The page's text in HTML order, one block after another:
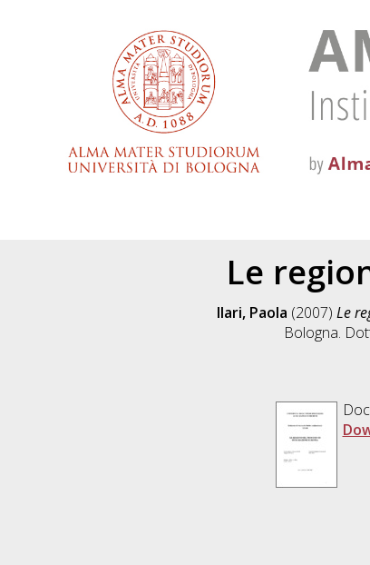
Le
Ilari, Paola (2007) Le
Bologna.